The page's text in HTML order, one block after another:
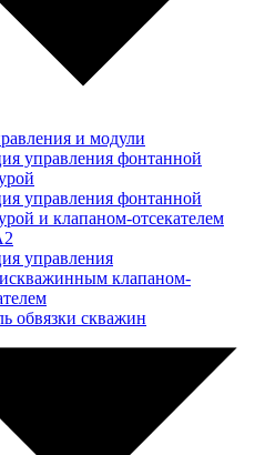
и модули
управления фонтанной
управления фонтанной
и клапаном-отсекателем
управления
клапаном-
обвязки скважин